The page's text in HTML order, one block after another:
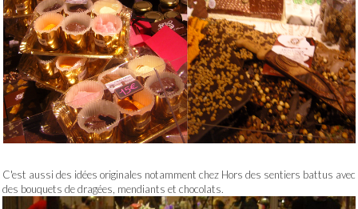
C'est aussi des idées originales notamment chez Hors des sentiers battus avec
des bouquets de dragées, mendiants et chocolats.